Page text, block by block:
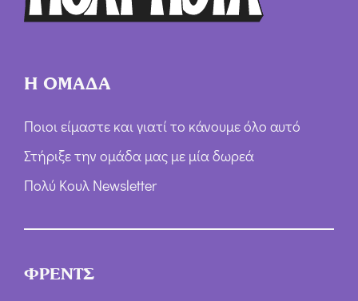
Η ΟΜΑΔΑ
Ποιοι είμαστε και γιατί το κάνουμε όλο αυτό
Στήριξε την ομάδα μας με μία δωρεά
Πολύ Κουλ Newsletter
ΦΡΕΝΤΣ